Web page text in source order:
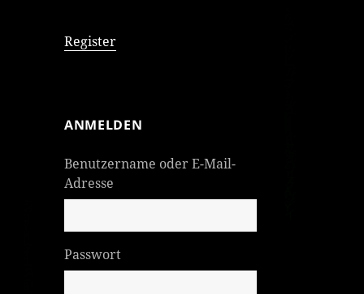
Register
ANMELDEN
Benutzername oder E-Mail-
Adresse
Passwort